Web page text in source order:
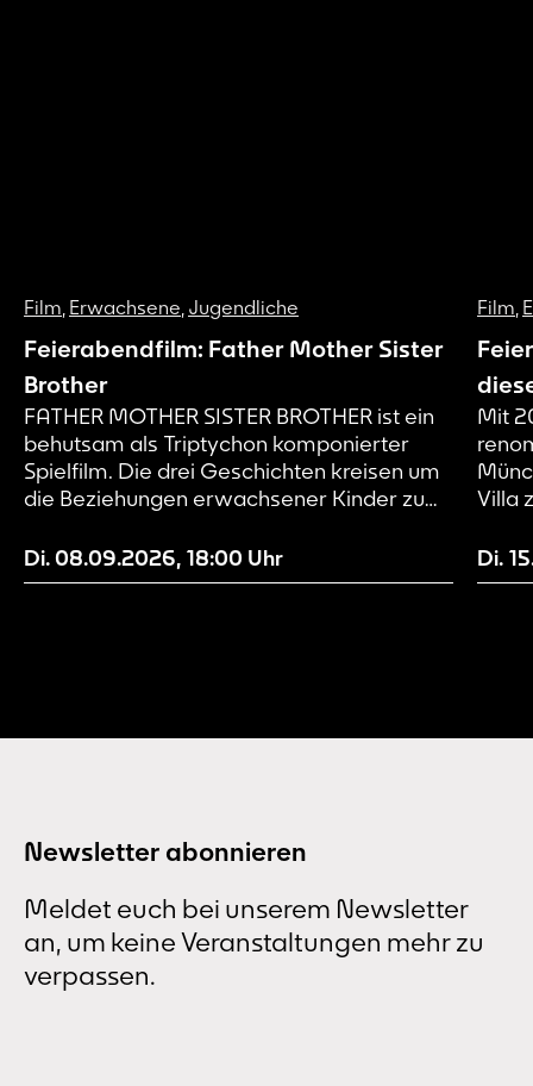
Film Erwachsene Jugendliche
Feierabendfilm: Father Mother Sister
Brother
FATHER MOTHER SISTER BROTHER ist ein
behutsam als Triptychon komponierter
Spielfilm. Die drei Geschichten kreisen um
die Beziehungen erwachsener Kinder zu
untereinander. Jedes der drei Kapitel spielt
in der Gegenwart, jedes in einem anderen
Komödie, durchzogen von feinen Fäden
Di. 08.09.2026, 18:00 Uhr
Film
Mit
Villa
und
Di.
Newsletter abonnieren
Meldet euch bei unserem Newsletter
an, um keine Veranstaltungen mehr zu
verpassen.